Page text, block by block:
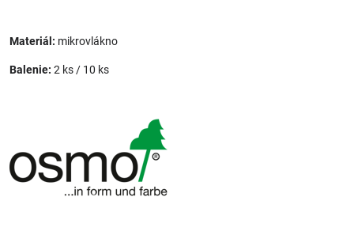
Materiál: mikrovlákno
Balenie: 2 ks / 10 ks